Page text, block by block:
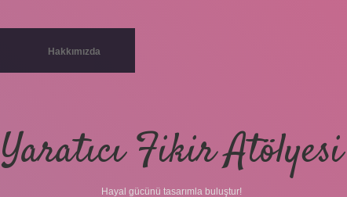
Hakkımızda
Yaratıcı Fikir Atölyesi
Hayal gücünü tasarımla buluştur!